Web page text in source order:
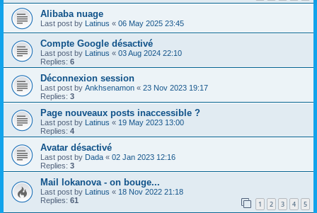
Alibaba nuage
Last post by Latinus « 06 May 2025 23:45
Compte Google désactivé
Last post by Latinus « 03 Aug 2024 22:10
Replies: 6
Déconnexion session
Last post by Ankhsenamon « 23 Nov 2023 19:17
Replies: 3
Page nouveaux posts inaccessible ?
Last post by Latinus « 19 May 2023 13:00
Replies: 4
Avatar désactivé
Last post by Dada « 02 Jan 2023 12:16
Replies: 3
Mail lokanova - on bouge...
Last post by Latinus « 18 Nov 2022 21:18
Replies: 61 1 2 3 4 5